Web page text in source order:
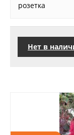
розетка
Нет в